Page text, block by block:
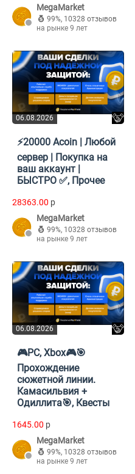
MegaMarket
99%, 10328 отзывов
на рынке 9 лет
06.08.2026
⚡20000 Acoin | Любой
сервер | Покупка на
ваш аккаунт |
БЫСТРО ✅, Прочее
28363.00 p
MegaMarket
99%, 10328 отзывов
на рынке 9 лет
06.08.2026
🎮PC, Xbox🎮🎯
Прохождение
сюжетной линии.
Камасильвия +
Одиллита🎯, Квесты
1645.00 p
MegaMarket
99%, 10328 отзывов
на рынке 9 лет